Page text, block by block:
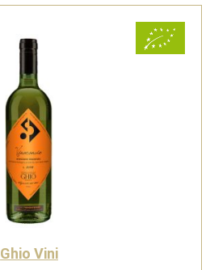
Ghio Vini